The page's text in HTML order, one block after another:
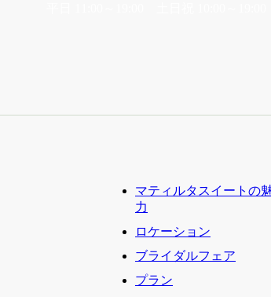
マティルタスイートの
力
ロケーション
ブライダルフェア
プラン